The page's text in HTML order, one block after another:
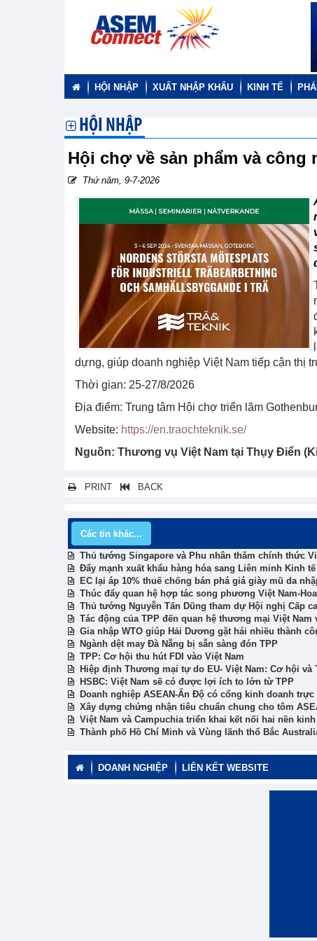
HỘI NHẬP XUẤT NHẬP KHẨU KINH TẾ
HỘI NHẬP
Hội chợ về sản phẩm và công
Thứ năm, 9-7-2026
dựng, giúp doanh nghiệp Việt Nam tiếp cận thị
Thời gian: 25-27/8/2026
Địa điểm: Trung tâm Hội chợ triển lãm
Website: https://en.traochteknik.se/
Nguồn: Thương vụ Việt Nam tại Thụy Điển
PRINT BACK
Các tin khác...
Thủ tướng Singapore và Phu nhân thăm chính thức
Đẩy mạnh xuất khẩu hàng hóa sang Liên minh Kinh
EC lại áp 10% thuế chống bán phá giá giày mũ da
Thúc đẩy quan hệ hợp tác song phương Việt Nam-
Thủ tướng Nguyễn Tấn Dũng tham dự Hội nghị Cấp
Tác động của TPP đến quan hệ thương mại Việt Nam
Gia nhập WTO giúp Hải Dương gặt hái nhiều thành
Ngành dệt may Đà Nẵng bị sẵn sàng đón TPP
TPP: Cơ hội thu hút FDI vào Việt Nam
Hiệp định Thương mại tự do EU- Việt Nam: Cơ hội và
HSBC: Việt Nam sẽ có được lợi ích to lớn từ TPP
Doanh nghiệp ASEAN-Ấn Độ có cổng kinh doanh trực
Xây dựng chứng nhận tiêu chuẩn chung cho tôm
Việt Nam và Campuchia triển khai kết nối hai nền kinh
Thành phố Hồ Chí Minh và Vùng lãnh thổ Bắc
DOANH NGHIỆP LIÊN KẾT WEBSITE